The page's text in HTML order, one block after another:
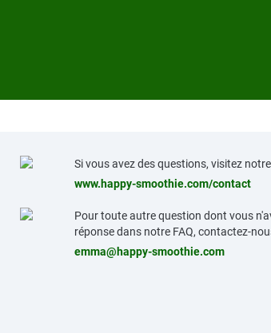
Si vous avez des questions, visitez
www.happy-smoothie.com/contact
Pour toute autre question dont vous
réponse dans notre FAQ, contactez-
emma@happy-smoothie.com